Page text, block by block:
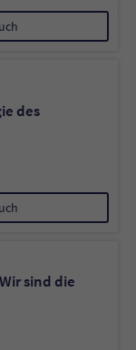
des
sind die